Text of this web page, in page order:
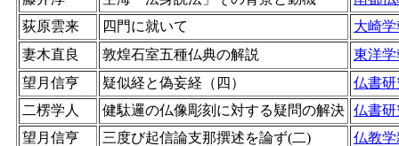
荻原雲来
四門に就いて
大崎
妻木直良
敦煌石室五種仏典の解説
東洋学
望月信亨
疑似経と偽妄経（四）
仏書研
二楞学人
健駄邏の仏像彫刻に対する疑問の解決 仏書研
望月信亨
三度び起信論支那撰述を論ず(二)
仏教